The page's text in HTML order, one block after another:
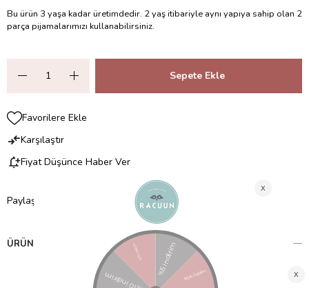
Bu ürün 3 yaşa kadar üretimdedir. 2 yaş itibariyle aynı yapıya sahip olan 2
parça pijamalarımızı kullanabilirsiniz.
Favorilere Ekle
Karşılaştır
Fiyat Düşünce Haber Ver
Paylaş
ÜRÜN ÖZELLIKLERI
GOTS sertifikalı organik pamuk ve bambu viskondan